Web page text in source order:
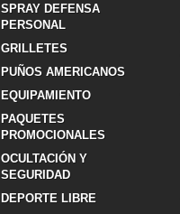
SPRAY DEFENSA
PERSONAL
GRILLETES
PUÑOS AMERICANOS
EQUIPAMIENTO
PAQUETES
PROMOCIONALES
OCULTACIÓN Y
SEGURIDAD
DEPORTE LIBRE